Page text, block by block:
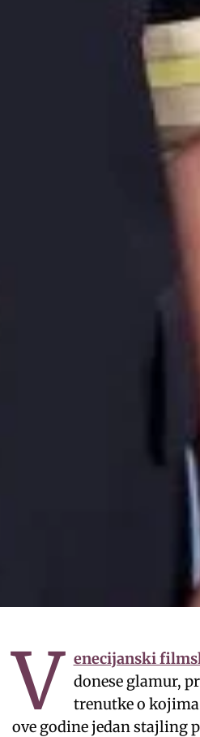
V enecijanski
donese glamur,
trenutke o
ove godine jedan stajling